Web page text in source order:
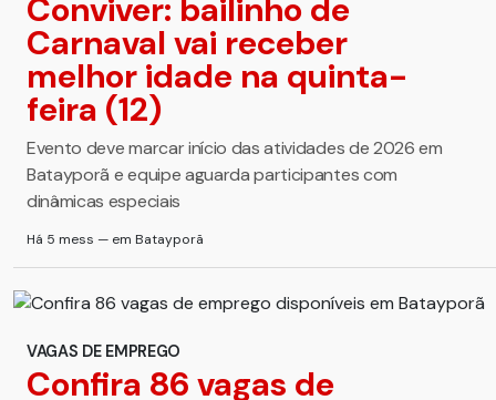
Conviver: bailinho de
Carnaval vai receber
melhor idade na quinta-
feira (12)
Evento deve marcar início das atividades de 2026 em
Batayporã e equipe aguarda participantes com
dinâmicas especiais
Há 5 mess — em Batayporã
VAGAS DE EMPREGO
Confira 86 vagas de